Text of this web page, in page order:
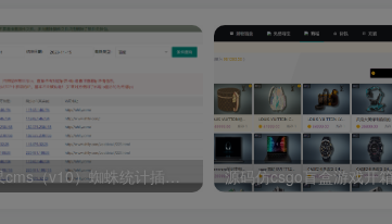
苹果cms（v10）蜘蛛统计插件+集合采集插件+安装教程